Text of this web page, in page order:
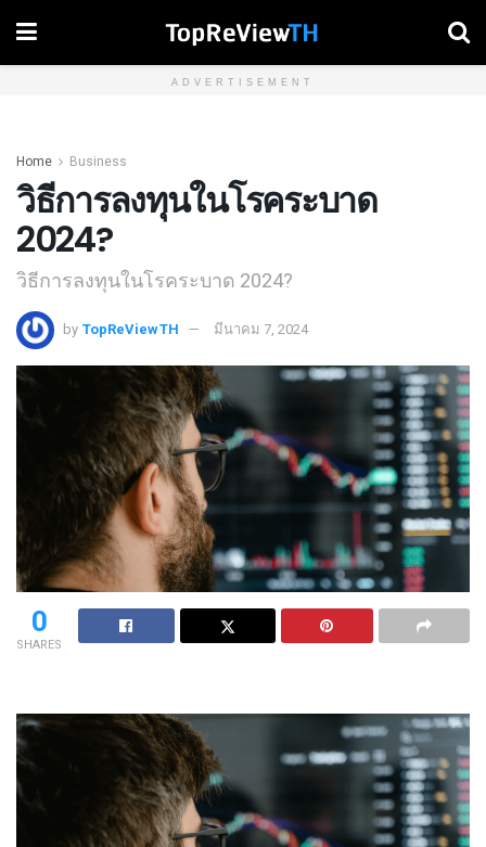
ADVERTISEMENT
Home Business
วิธีการลงทุนในโรคระบาด
2024?
วิธีการลงทุนในโรคระบาด 2024?
by TopReViewTH มีนาคม 7, 2024
0
SHARES